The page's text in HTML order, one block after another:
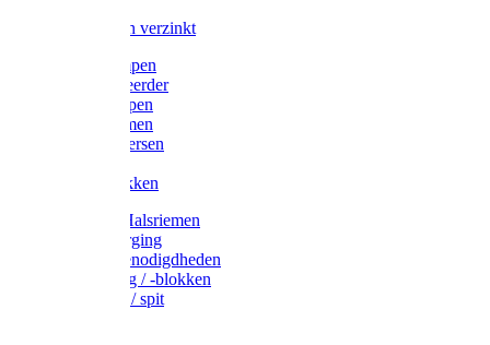
Voerbakken verzinkt
Warmtelampen
Staartcoupeerder
Biggenkappen
Neuskrammen
Varken diversen
Varkensbakken
Halsters / Halsriemen
Hoefverzorging
Lammer benodigdheden
Ramdektuig / -blokken
Vastzetpen / spit